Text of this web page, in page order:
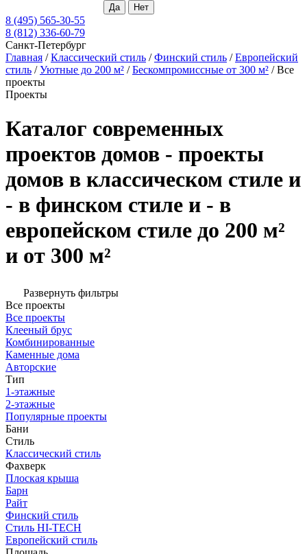
8 (495) 565-30-55
8 (812) 336-60-79
Санкт-Петербург
Главная /Классический стиль /Финский стиль /Европейский
стиль /Уютные до 200 м² /Бескомпромиссные от 300 м² /Все
проекты
Проекты
Каталог современных
проектов домов - проекты
домов в классическом стиле и
- в финском стиле и - в
европейском стиле до 200 м²
и от 300 м²
Развернуть фильтры
Все проекты
Все проекты
Клееный брус
Комбинированные
Каменные дома
Авторские
Тип
1-этажные
2-этажные
Популярные проекты
Бани
Стиль
Классический стиль
Фахверк
Плоская крыша
Барн
Райт
Финский стиль
Стиль HI-TECH
Европейский стиль